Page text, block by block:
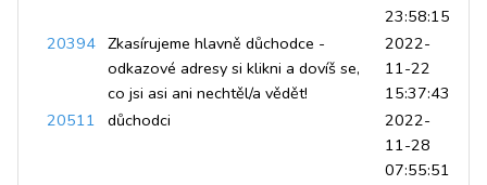
23:58:15
20394 Zkasírujeme hlavně důchodce -
odkazové adresy si klikni a dovíš se,
co jsi asi ani nechtěl/a vědět!
2022-
11-22
15:37:43
20511 důchodci
2022-
11-28
07:55:51